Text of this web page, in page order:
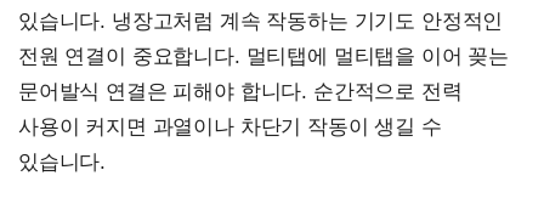
있습니다. 냉장고처럼 계속 작동하는 기기도 안정적인
전원 연결이 중요합니다. 멀티탭에 멀티탭을 이어 꽂는
문어발식 연결은 피해야 합니다. 순간적으로 전력
사용이 커지면 과열이나 차단기 작동이 생길 수
있습니다.